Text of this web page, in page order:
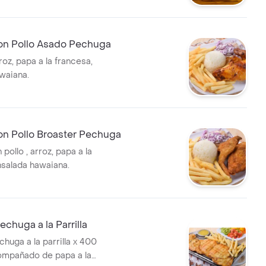
Pollo Asado Pechuga
papa a la francesa,
Pollo Broaster Pechuga
, arroz, papa a la
hawaiana.
a la Parrilla
a la parrilla x 400
de papa a la